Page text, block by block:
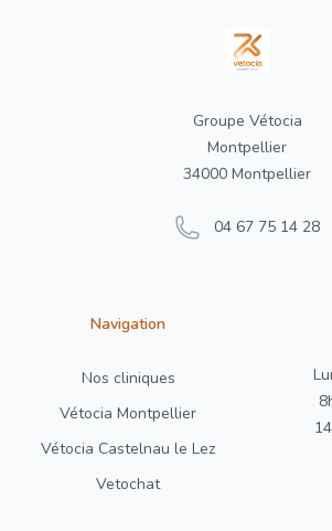
Groupe Vétocia
Montpellier
34000 Montpellier
04 67 75 14 28
Navigation
Nos cliniques
Vétocia Montpellier
Vétocia Castelnau le Lez
Vetochat